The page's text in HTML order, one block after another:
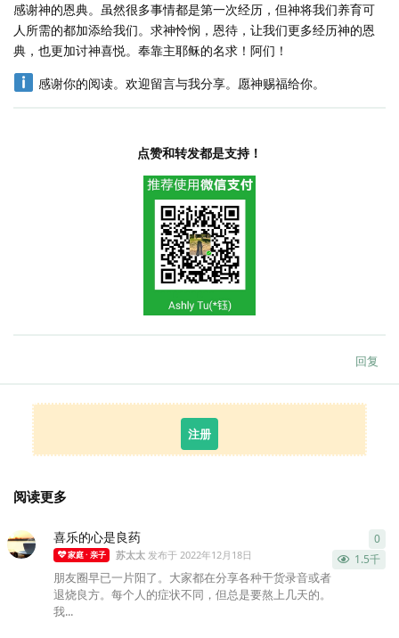
感谢神的恩典。虽然很多事情都是第一次经历，但神将我们养育可
人所需的都加添给我们。求神怜悯，恩待，让我们更多经历神的恩
典，也更加讨神喜悦。奉靠主耶稣的名求！阿们！
感谢你的阅读。欢迎留言与我分享。愿神赐福给你。
点赞和转发都是支持！
回复
注册
阅读更多
喜乐的心是良药
家庭 · 亲子 苏太太 发布于 2022年12月18日 1.5千
朋友圈早已一片阳了。大家都在分享各种干货录音或者
退烧良方。每个人的症状不同，但总是要熬上几天的。
我...
0